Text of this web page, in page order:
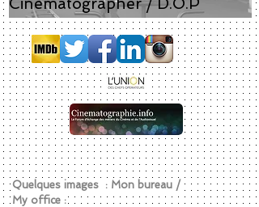
Quelques images : Mon bureau /
My office :